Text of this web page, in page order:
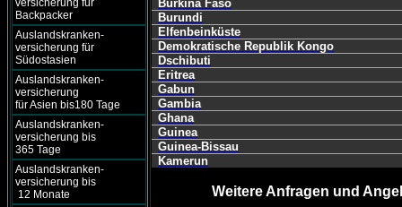
versicherung für
Backpacker
Auslandskranken-
versicherung für
Südostasien
Auslandskranken-
versicherung
für Asien bis180 Tage
Auslandskranken-
versicherung bis
365 Tage
Auslandskranken-
versicherung bis
12 Monate
Burkina Faso
Burundi
Elfenbeinküste
Demokratische Republik Kongo
Dschibuti
Eritrea
Gabun
Gambia
Ghana
Guinea
Guinea-Bissau
Kamerun
Weitere Anfragen und